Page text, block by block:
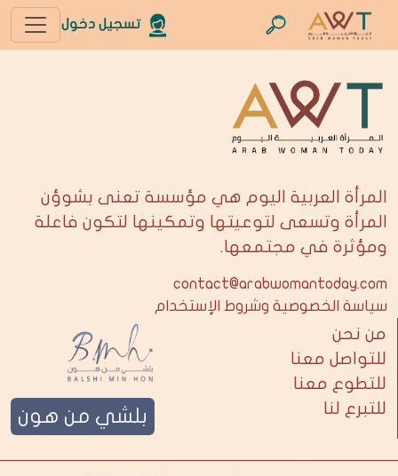
تسجيل دخول
المرأة العربية اليوم هي مؤسسة تعنى بشوؤن
المرأة وتسعى لتوعيتها وتمكينها لتكون فاعلة
ومؤثرة في مجتمعها.
contact@arabwomantoday.com
سياسة الخصوصية وشروط الإستخدام
من نحن
للتواصل معنا
للتطوع معنا
للتبرع لنا
بلشي من هون